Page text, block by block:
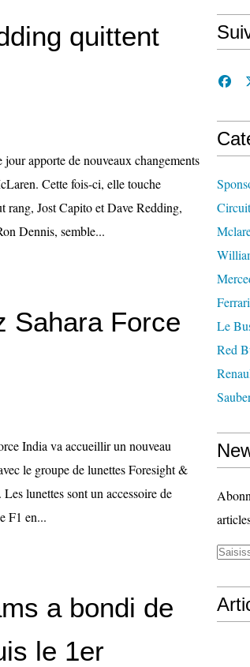
quittent
jour apporte de nouveaux changements
Cette fois-ci, elle touche
rang, Jost Capito et Dave Redding,
Dennis, semble...
Sahara Force
India va accueillir un nouveau
le groupe de lunettes Foresight &
lunettes sont un accessoire de
F1 en...
a bondi de
le 1er
Ferrari
Le
Red